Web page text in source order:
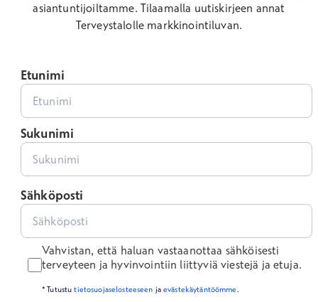
asiantuntijoiltamme. Tilaamalla uutiskirjeen annat
Terveystalolle markkinointiluvan.
Etunimi
Sukunimi
Sähköposti
Vahvistan, että haluan vastaanottaa sähköisesti
terveyteen ja hyvinvointiin liittyviä viestejä ja etuja.
* Tutustutietosuojaselosteeseen jaevästekäytäntöömme.